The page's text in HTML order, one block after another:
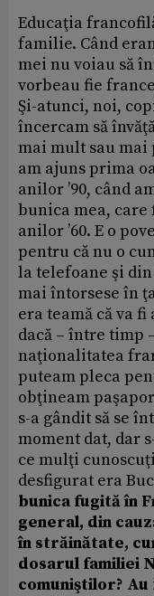
Educaţia
familie. Când
mei nu voiau să
vorbeau fie
Şi-atunci, noi,
încercam să
mai mult sau mai
am ajuns prima
anilor ’90, când
bunica mea,
anilor ’60. E o
pentru că nu o
la telefoane şi
mai întorsese în
era teamă că va
dacă – între timp
naţionalitatea
puteam pleca
obţineam
s-a gândit să se
moment dat, dar
ce mulţi
desfigurat era
bunica fugită în
general, din
în străinătate,
dosarul familiei
comuniştilor?